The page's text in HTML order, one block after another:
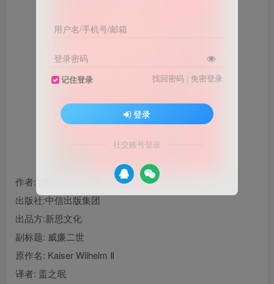
作者: [澳] 克里斯托弗·克拉克
出版社:中信出版集团
出品方:新思文化
副标题: 威廉二世
原作名: Kaiser Wilhelm Ⅱ
译者: 盖之珉
用户名/手机号/邮箱
登录密码
记住登录 找回密码 | 免密登录
登录
社交账号登录